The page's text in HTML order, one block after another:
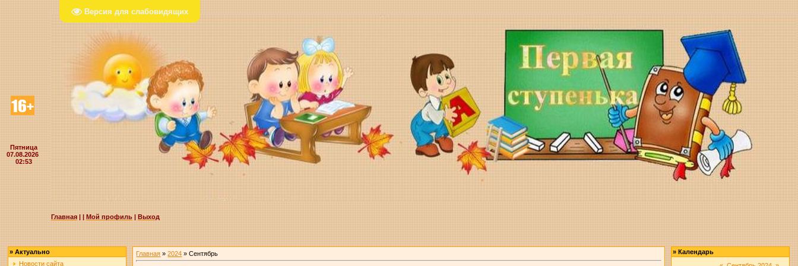
Версия для слабовидящих
Пятница
07.08.2026
02:53
Главная||Мой профиль|Выход
»Актуально
Новости сайта
Главная »2024 » Сентябрь »Календарь